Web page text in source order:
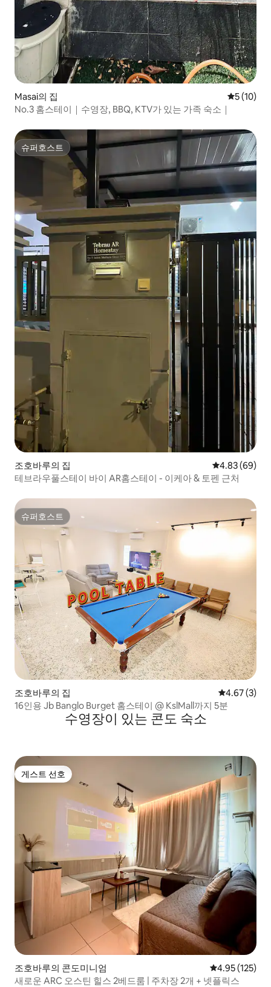
Masai의 집 평점 5점
5 (10)
No.3 홈스테이｜수영장, BBQ, KTV가 있는 가족 숙소｜
슈퍼호스트
슈퍼호스트
조호바루의 집 평점 4.83점(5
4.83 (69)
테브라우풀스테이 바이 AR홈스테이 - 이케아 & 토펜 근처
슈퍼호스트
슈퍼호스트
조호바루의 집 평점 4.67점
4.67 (3)
16인용 Jb Banglo Burget 홈스테이 @ KslMall까지 5분
수영장이 있는 콘도 숙소
게스트 선호
게스트 선호
조호바루의 콘도미니엄 평점 4.95점(5
4.95 (125)
새로운 ARC 오스틴 힐스 2베드룸 | 주차장 2개 + 넷플릭스